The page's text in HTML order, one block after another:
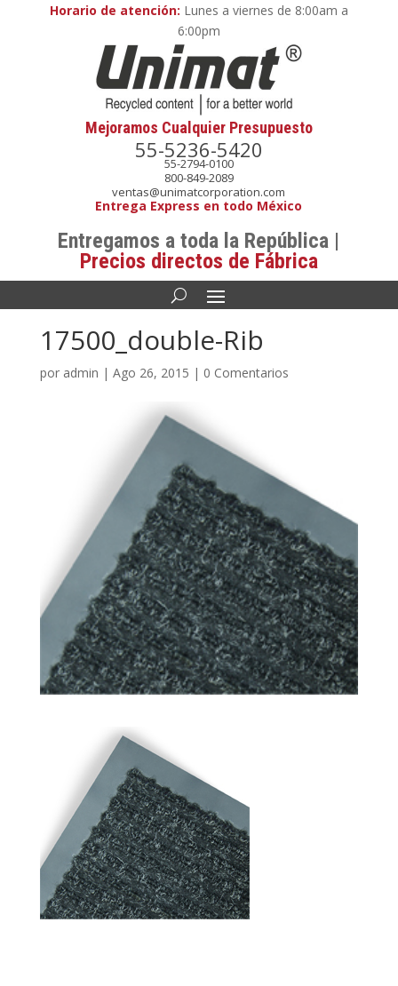
Horario de atención: Lunes a viernes de 8:00am a
6:00pm
Mejoramos Cualquier Presupuesto
55-5236-5420
55-2794-0100
800-849-2089
ventas@unimatcorporation.com
Entrega Express en todo México
Entregamos a toda la República |
Precios directos de Fábrica
17500_double-Rib
por admin | Ago 26, 2015 | 0 Comentarios